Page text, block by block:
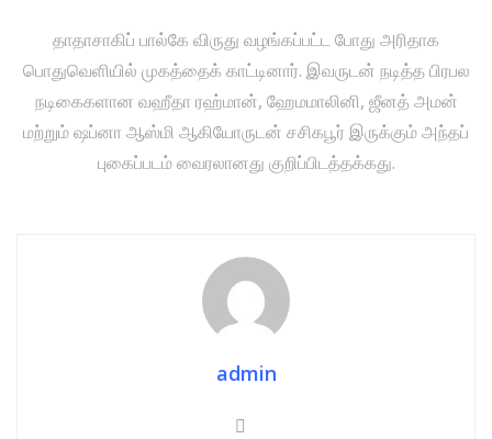
தாதாசாகிப் பால்கே விருது வழங்கப்பட்ட போது அரிதாக
பொதுவெளியில் முகத்தைக் காட்டினார். இவருடன் நடித்த பிரபல
நடிகைகளான வஹீதா ரஹ்மான், ஹேமமாலினி, ஜீனத் அமன்
மற்றும் ஷப்னா ஆஸ்மி ஆகியோருடன் சசிகபூர் இருக்கும் அந்தப்
புகைப்படம் வைரலானது குறிப்பிடத்தக்கது.
admin